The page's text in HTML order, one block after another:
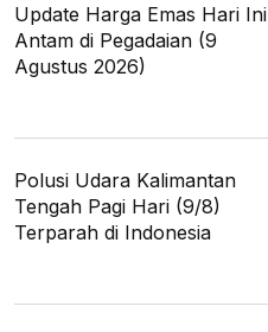
Update Harga Emas Hari Ini
Antam di Pegadaian (9
Agustus 2026)
Polusi Udara Kalimantan
Tengah Pagi Hari (9/8)
Terparah di Indonesia